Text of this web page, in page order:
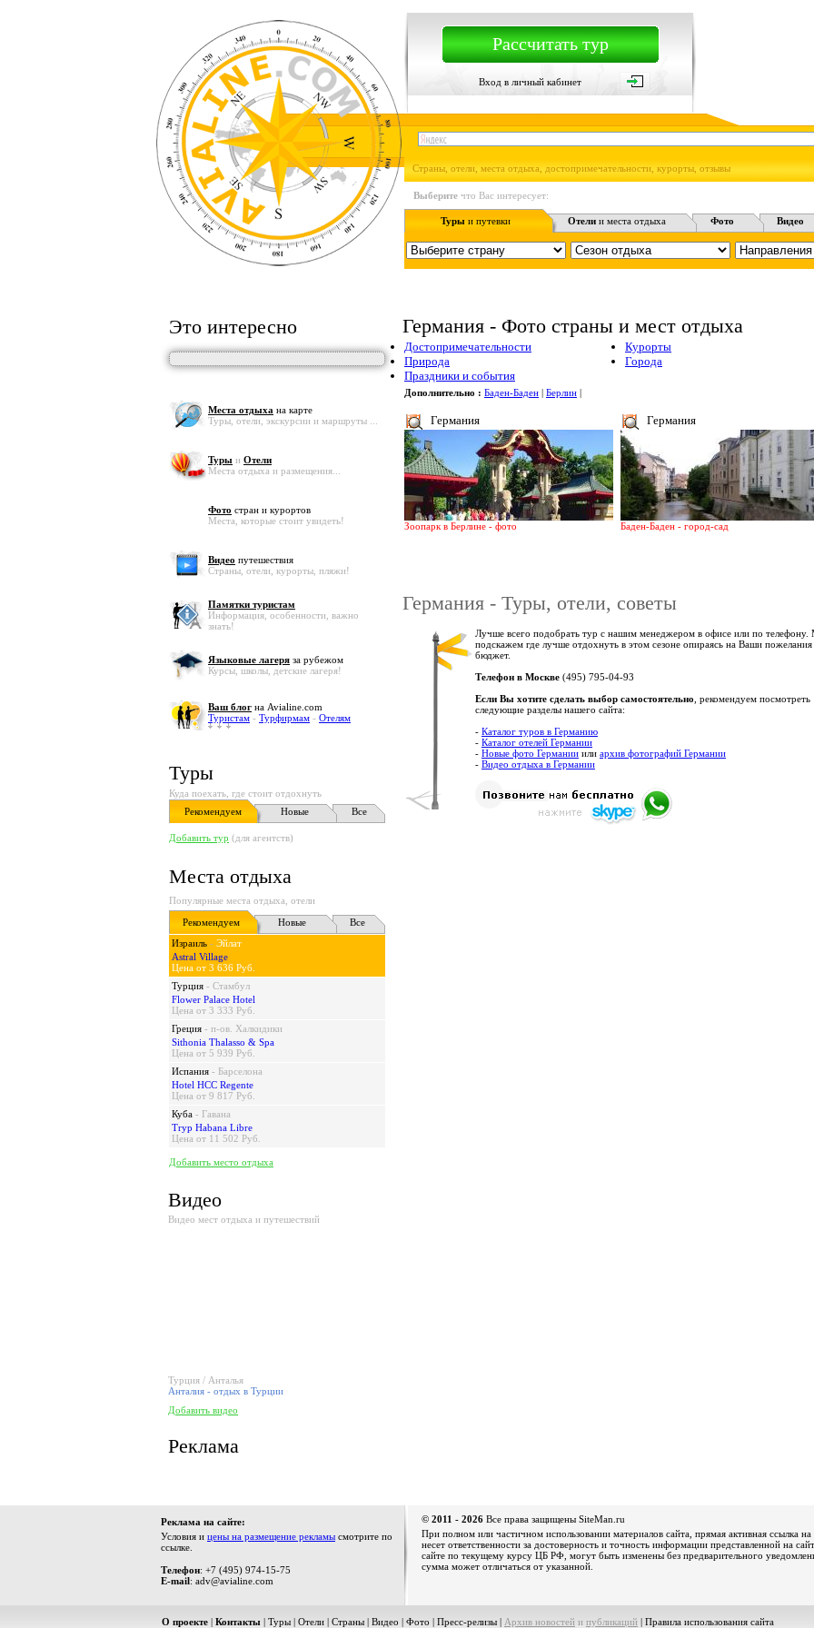
Рассчитать тур
Вход в личный кабинет
Страны, отели, места отдыха, достопримечательности, курорты, отзывы
Выберите что Вас интересует:
Турыи путевки Отели и места отдыха Фото Видео
Это интересно
Места отдыха на карте
Туры, отели, экскурсии и маршруты ...
Туры и Отели
Места отдыха и размещения...
Фото стран и курортов
Места, которые стоит увидеть!
Видео путешествия
Страны, отели, курорты, пляжи!
Памятки туристам
Информация, особенности, важно
знать!
Языковые лагеря за рубежом
Курсы, школы, детские лагеря!
Ваш блог на Avialine.com
Туристам - Турфирмам - Отелям
Туры
Куда поехать, где стоит отдохнуть
Рекомендуем
Новые Все
Добавить тур (для агентств)
Места отдыха
Популярные места отдыха, отели
Рекомендуем
Новые
Все
Израиль - Эйлат
Astral Village
Цена от 3 636 Руб.
Турция - Стамбул
Flower Palace Hotel
Цена от 3 333 Руб.
Греция - п-ов. Халкидики
Sithonia Thalasso & Spa
Цена от 5 939 Руб.
Испания - Барселона
Hotel HCC Regente
Цена от 9 817 Руб.
Куба - Гавана
Tryp Habana Libre
Цена от 11 502 Руб.
Добавить место отдыха
Видео
Видео мест отдыха и путешествий
Турция / Анталья
Анталия - отдых в Турции
Добавить видео
Реклама
Германия - Фото страны и мест отдыха
Достопримечательности
Природа
Праздники и события
Курорты
Города
Дополнительно : Баден-Баден | Берлин |
Германия
Зоопарк в Берлине - фото
Германия
Баден-Баден - город-сад
Германия - Туры, отели, советы
Лучше всего подобрать тур с нашим менеджером в офисе или по
подскажем где лучше отдохнуть в этом сезоне опираясь на Ваши
бюджет.
Телефон в Москве (495) 795-04-93
Если Вы хотите сделать выбор самостоятельно , рекомендуем посмотреть
следующие разделы нашего сайта:
- Каталог туров в Германию
- Каталог отелей Германии
- Новые фото Германии или архив фотографий Германии
- Видео отдыха в Германии
Реклама на сайте:
Условия и цены на размещение рекламы смотрите по
ссылке.
Телефон: +7 (495) 974-15-75
E-mail: adv@avialine.com
© 2011 - 2026 Все права защищены SiteMan.ru
При полном или частичном использовании материалов сайта, прямая активная ссылка
несет ответственности за достоверность и точность информации представленной на
сайте по текущему курсу ЦБ РФ, могут быть изменены без предварительного
сумма может отличаться от указанной.
О проекте | Контакты | Туры | Отели | Страны | Видео | Фото | Пресс-релизы | Архив новостей и публикаций | Правила использования сайта